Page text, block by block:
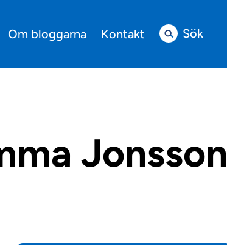
Om bloggarna Kontakt Sök
Jonsson